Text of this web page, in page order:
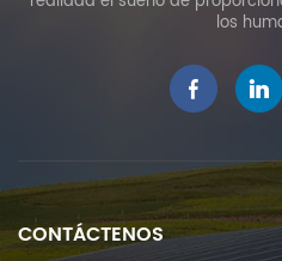
los
CONTÁCTENOS